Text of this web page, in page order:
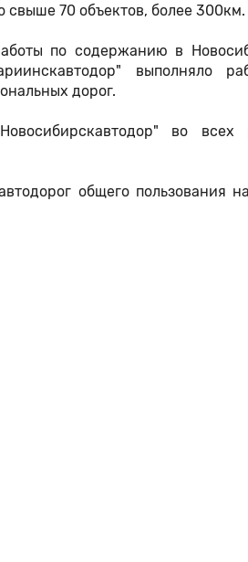
свыше 70 объектов, более 300км.
по содержанию в
выполняло
дорог.
во всех
общего пользования